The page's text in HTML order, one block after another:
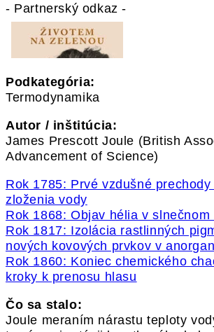
- Partnerský odkaz -
Podkategória:
Termodynamika
Autor / inštitúcia:
James Prescott Joule (British
Advancement of Science)
Rok 1785: Prvé vzdušné
zloženia vody
Rok 1868: Objav hélia v slnečnom
Rok 1817: Izolácia rastlinných
nových kovových prvkov v
Rok 1860: Koniec chemického
kroky k prenosu hlasu
Čo sa stalo:
Joule meraním nárastu teploty